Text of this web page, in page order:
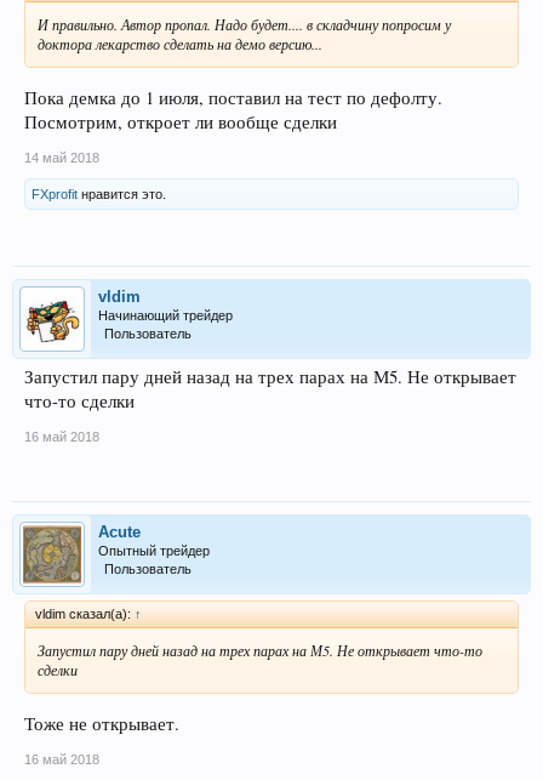
И правильно. Автор пропал. Надо будет.... в складчину попросим у
доктора лекарство сделать на демо версию...
Пока демка до 1 июля, поставил на тест по дефолту.
Посмотрим, откроет ли вообще сделки
14 май 2018
FXprofit нравится это.
vldim
Начинающий трейдер
Пользователь
Запустил пару дней назад на трех парах на М5. Не открывает
что-то сделки
16 май 2018
Acute
Опытный трейдер
Пользователь
vldim сказал(а): ↑
Запустил пару дней назад на трех парах на М5. Не открывает что-то
сделки
Тоже не открывает.
16 май 2018